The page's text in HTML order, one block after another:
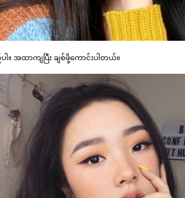
။ အထာကျပြီး ချစ်ဖို့ကောင်းပါတယ်။